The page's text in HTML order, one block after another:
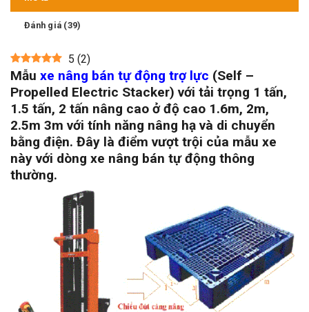
Đánh giá (39)
5 (2)
Mẫu xe nâng bán tự động trợ lực (Self –
Propelled Electric Stacker) với tải trọng 1 tấn,
1.5 tấn, 2 tấn nâng cao ở độ cao 1.6m, 2m,
2.5m 3m với tính năng nâng hạ và di chuyển
bằng điện. Đây là điểm vượt trội của mẫu xe
này với dòng xe nâng bán tự động thông
thường.